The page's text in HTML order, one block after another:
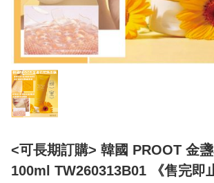
<可長期訂購> 韓國 PROOT 金
100ml TW260313B01 《售完即